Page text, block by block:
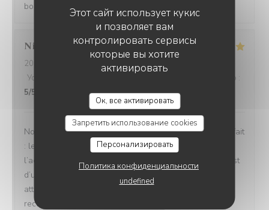
Этот сайт использует кукис
и позволяет вам
контролировать сервисы
которые вы хотите
активировать
Ок, все активировать
Запретить использование cookies
Персонализировать
Политика конфиденциальности
undefined
bons produits
Nicolas
2026-08-04
- 13:30 - гости 4
Услуги
Цена / качество :
5/5
Nous avons passé un excellent moment ! Tout était parfait
: les repas étaient délicieux, le service irréprochable, et
l’accueil d’une chaleur exceptionnelle. Toute l’équipe est
d’une grande gentillesse, avec de nombreuses petites
attentions qui font vraiment la différence. Nous
recommandons cet établissement à 100 % ! C’est tout